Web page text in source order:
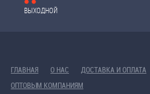
ВЫХОДНОЙ
ГЛАВНАЯ О НАС ДОСТАВКА И ОПЛАТА
ОПТОВЫМ КОМПАНИЯМ